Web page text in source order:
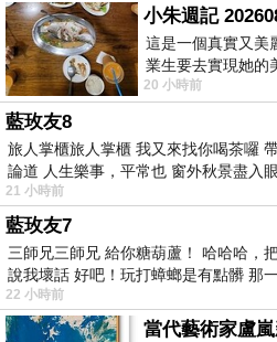
這是一個真實又美
業生要去實現她的
情況下，靠著自我
20 小時前
藍玫友8
旅人掌櫃旅人掌櫃 我又來找你喝茶囉
論道 人生樂事，平常也 窗外秋景盡入
21 小時前
藍玫友7
三師兄三師兄 給你糖葫蘆！ 哈哈哈，
說我壞話 好吧！玩打蟑螂是有點髒 那
22 小時前